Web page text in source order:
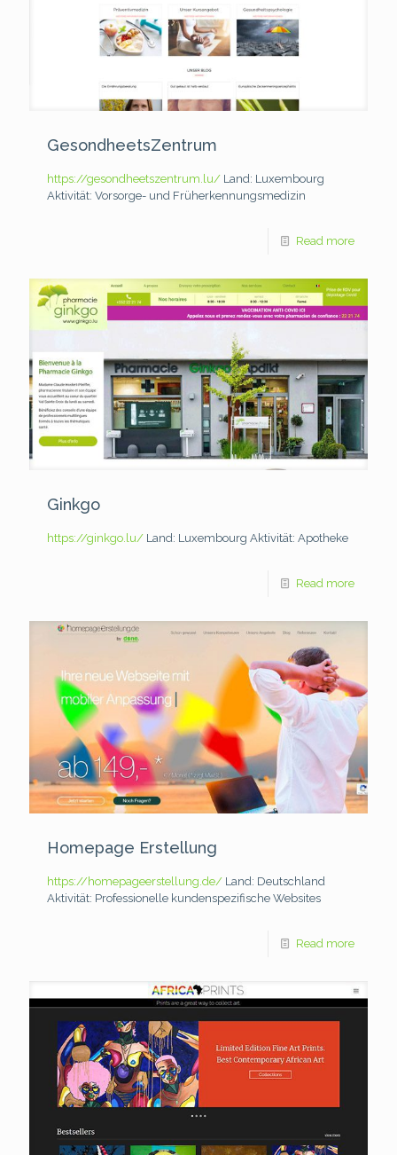
GesondheetsZentrum
https://gesondheetszentrum.lu/ Land: Luxembourg
Aktivität: Vorsorge- und Früherkennungsmedizin
Read more
Ginkgo
https://ginkgo.lu/ Land: Luxembourg Aktivität: Apotheke
Read more
Homepage Erstellung
https://homepageerstellung.de/ Land: Deutschland
Aktivität: Professionelle kundenspezifische Websites
Read more